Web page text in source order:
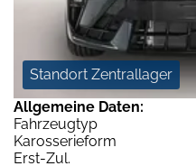
Standort Zentrallager
Allgemeine Daten:
Fahrzeugtyp
Karosserieform
Erst-Zul.